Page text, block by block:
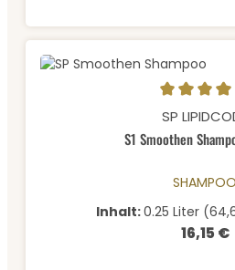
Durchschnittliche Bewertung
SP
S1 Smoothen
SHAMPOO
Inhalt:0.25 Liter
16,15 €